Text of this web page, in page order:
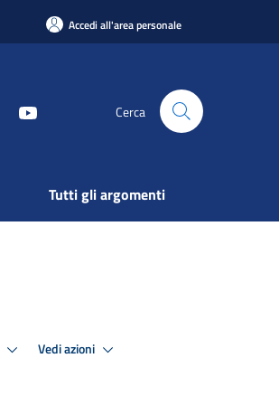
Accedi all'area personale
Cerca
Tutti gli argomenti
Vedi azioni